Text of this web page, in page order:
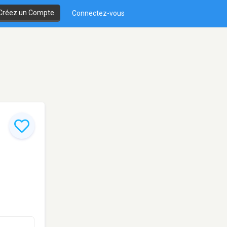
un Compte Connectez-vous